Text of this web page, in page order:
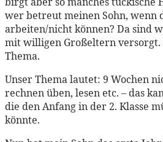
wer betreut meinen Sohn, wenn
arbeiten/nicht können? Da sind
mit willigen Großeltern versorgt.
Thema.
Unser Thema lautet: 9 Wochen
rechnen üben, lesen etc. – das
die den Anfang in der 2. Klasse
könnte.